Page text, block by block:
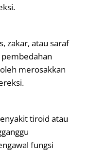
zakar, atau saraf
merosakkan
tiroid atau
fungsi